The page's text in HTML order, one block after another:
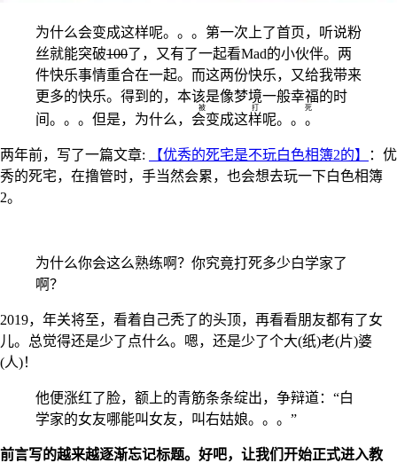
为什么会变成这样呢。。。第一次上了首页，听说粉
丝就能突破100了，又有了一起看Mad的小伙伴。两
件快乐事情重合在一起。而这两份快乐，又给我带来
更多的快乐。得到的，本该是像梦境一般幸福的时
间。。。但是，为什么， 会变成这样呢。。。
被打死
两年前，写了一篇文章: 【优秀的死宅是不玩白色相簿2的】
：优
秀的死宅，在撸管时，手当然会累，也会想去玩一下白色相簿
2。
为什么你会这么熟练啊？你究竟打死多少白学家了
啊？
2019，年关将至，看着自己秃了的头顶，再看看朋友都有了女
儿。总觉得还是少了点什么。嗯，还是少了个大(纸)老(片)婆
(人)！
他便涨红了脸，额上的青筋条条绽出，争辩道：“白
学家的女友哪能叫女友，叫右姑娘。。。”
前言写的越来越逐渐忘记标题。好吧，让我们开始正式进入教